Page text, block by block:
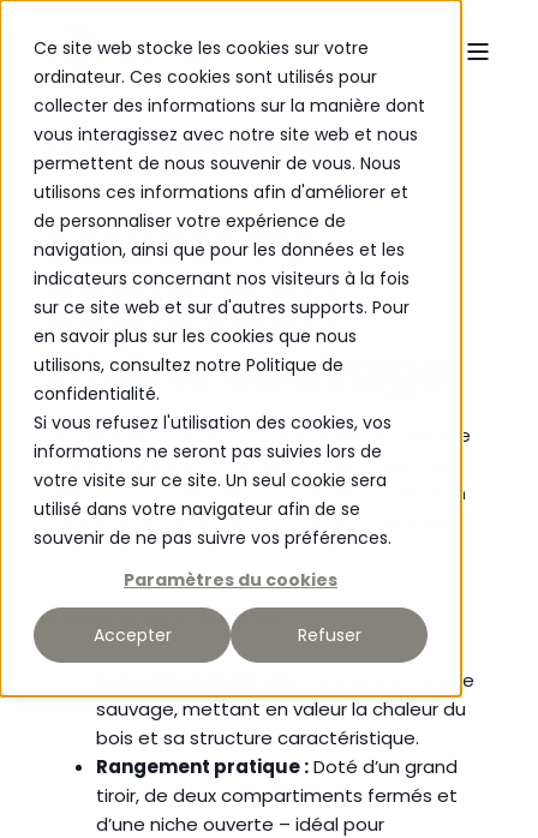
Ce site web stocke les cookies sur votre
ordinateur. Ces cookies sont utilisés pour
collecter des informations sur la manière dont
vous interagissez avec notre site web et nous
permettent de nous souvenir de vous. Nous
utilisons ces informations afin d'améliorer et
de personnaliser votre expérience de
navigation, ainsi que pour les données et les
indicateurs concernant nos visiteurs à la fois
sur ce site web et sur d'autres supports. Pour
en savoir plus sur les cookies que nous
utilisons, consultez notre Politique de
confidentialité.
Si vous refusez l'utilisation des cookies, vos
informations ne seront pas suivies lors de
votre visite sur ce site. Un seul cookie sera
utilisé dans votre navigateur afin de se
souvenir de ne pas suivre vos préférences.
Paramètres du cookies
Accepter Refuser
Edinburgh Edinburgh Meuble TV
Meuble TV
EDINBURGH –
Chêne sauvage
Un meuble TV épuré et fonctionnel, qui associe
chaleur naturelle et rangement pratique. Son
design s’accorde avec le reste de la collection
Edinburgh et s’intègre parfaitement dans les
intérieurs modernes et nordiques.
Design et fonctionnalité :
Fabriqué en chêne
sauvage, mettant en valeur la chaleur du
bois et sa structure caractéristique.
Rangement pratique :Doté d’un grand
tiroir, de deux compartiments fermés et
d’une niche ouverte – idéal pour